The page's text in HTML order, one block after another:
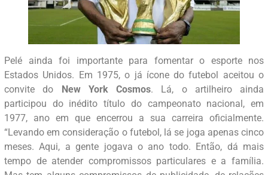
Pelé ainda foi importante para fomentar o esporte nos
Estados Unidos. Em 1975, o já ícone do futebol aceitou o
convite do New York Cosmos. Lá, o artilheiro ainda
participou do inédito título do campeonato nacional, em
1977, ano em que encerrou a sua carreira oficialmente.
“Levando em consideração o futebol, lá se joga apenas cinco
meses. Aqui, a gente jogava o ano todo. Então, dá mais
tempo de atender compromissos particulares e a família.